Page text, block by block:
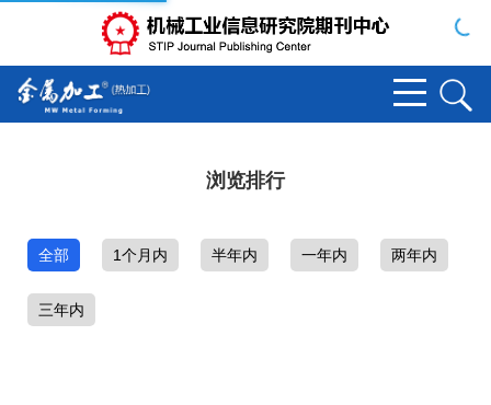
浏览排行
全部 1个月内 半年内 一年内 两年内
三年内